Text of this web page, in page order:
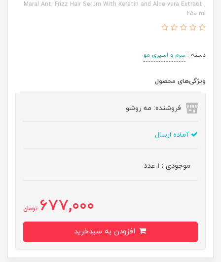
Maral Anti Frizz Hair Serum With Keratin and Aloe vera Extract ,
250 ml
دسته : سرم و اسپری مو
ویژگی‌های محصول
فروشنده: مه رو‌شو
آماده ارسال
موجودی : 1 عدد
677,000 تومان